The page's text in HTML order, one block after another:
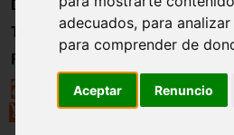
adecuados, para
para comprender de
Aceptar Renuncio
Directorio
Trabajo
Registro